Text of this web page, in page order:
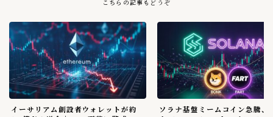
こちらの記事もどうぞ
イーサリアム創設者ウォレットが約
ソラナ基盤ミームコイン急騰、